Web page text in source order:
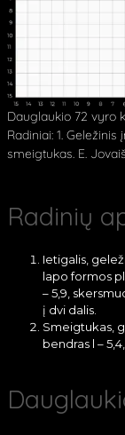
Dauglaukio 72 vyro
Radiniai: 1.
smeigtukas. E.
Radinių
Ietigalis,
lapo formos
– 5,9,
į dvi dalis.
Smeigtukas,
bendras l –